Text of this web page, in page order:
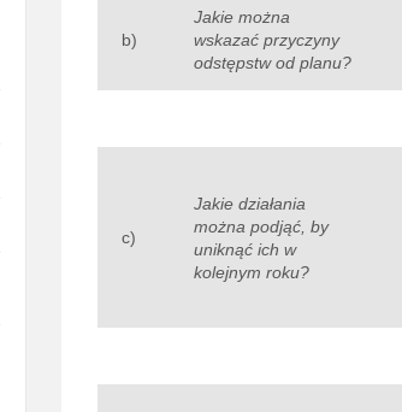
b)
Jakie można
wskazać przyczyny
odstępstw od planu?
c)
Jakie działania
można podjąć, by
uniknąć ich w
kolejnym roku?